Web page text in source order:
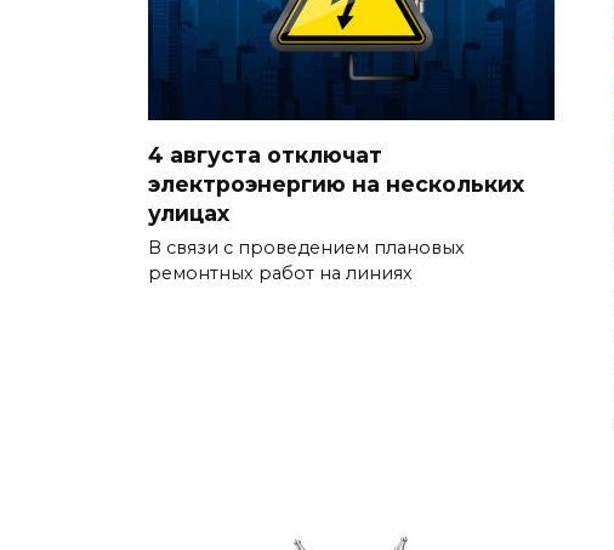
4 августа отключат
электроэнергию на нескольких
улицах
В связи с проведением плановых
ремонтных работ на линиях